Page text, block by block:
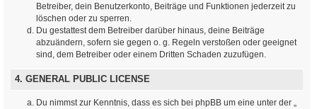
Betreiber, dein Benutzerkonto, Beiträge und Funktionen jederzeit zu
löschen oder zu sperren.
Du gestattest dem Betreiber darüber hinaus, deine Beiträge
abzuändern, sofern sie gegen o. g. Regeln verstoßen oder geeignet
sind, dem Betreiber oder einem Dritten Schaden zuzufügen.
4. GENERAL PUBLIC LICENSE
Du nimmst zur Kenntnis, dass es sich bei phpBB um eine unter der „